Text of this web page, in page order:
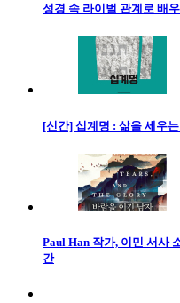
성경 속 라이벌 관계로 배
[신간] 십계명 : 삶을 세우
Paul Han 작가, 이민 서사
간